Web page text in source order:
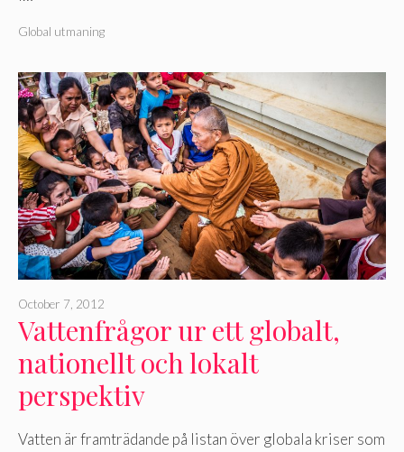
Global utmaning
Vattenfrågor ur ett globalt,
nationellt och lokalt
perspektiv
October 7, 2012
Vatten är framträdande på listan över globala kriser som